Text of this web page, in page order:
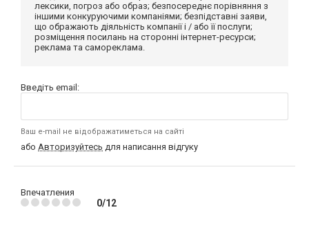
лексики, погроз або образ; безпосереднє порівняння з
іншими конкуруючими компаніями; безпідставні заяви,
що ображають діяльність компанії і / або її послуги;
розміщення посилань на сторонні інтернет-ресурси;
реклама та самореклама.
Введіть email:
Ваш e-mail не відображатиметься на сайті
або Авторизуйтесь для написання відгуку
Впечатления
0/12